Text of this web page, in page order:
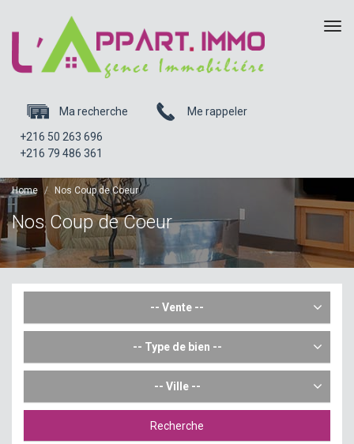
Ma recherche
Me rappeler
+216 50 263 696
+216 79 486 361
Home Nos Coup de Coeur
Nos Coup de Coeur
-- Vente --
-- Type de bien --
-- Ville --
Recherche